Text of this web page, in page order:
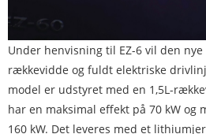
Under henvisning til EZ-6 vil den
rækkevidde og fuldt elektriske
model er udstyret med en 1,5L-
har en maksimal effekt på 70 kW og
160 kW. Det leveres med et